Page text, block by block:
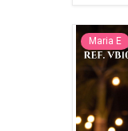
Maria E